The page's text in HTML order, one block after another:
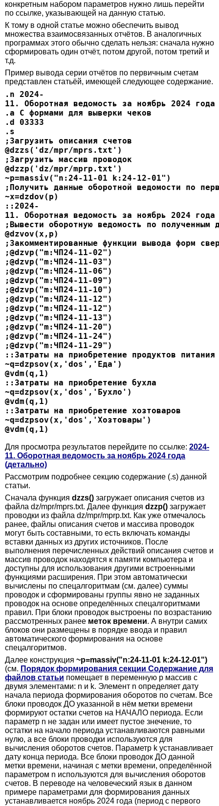
конкретным набором параметров нужно лишь перейти
по ссылке, указывающей на данную статью.
К тому в одной статье можно обеспечить вывод
множества взаимосвязанных отчётов. В аналогичных
программах этого обычно сделать нельзя: сначала нужно
сформировать один отчёт, потом другой, потом третий и
т.д.
Пример вывода серии отчётов по первичным счетам
представлен статьёй, имеющей следующее содержание.
.n 2024-
11. Оборотная ведомость за ноябрь 2024
.a С формами для выверки чеков
.d 03333
.s
;Загрузить описания счетов
@dzzs('dz/mpr/mprs.txt')
;Загрузить массив проводок
@dzzp('dz/mpr/mprp.txt')
~p=massiv("n:24-11-01 k:24-12-01")
;Получить данные оборотной ведомости по
~x=dzdov(p)
::2024-
11. Оборотная ведомость за ноябрь 2024
;Вывести оборотную ведомость по полученным
@dzvov(x,p)
;Закомментированные функции вывода форм
;@dzvp("m:ЧП24-11-02")
;@dzvp("m:ЧП24-11-03")
;@dzvp("m:ЧП24-11-06")
;@dzvp("m:ЧП24-11-09")
;@dzvp("m:ЧП24-11-10")
;@dzvp("m:ЧЛ24-11-12")
;@dzvp("m:ЧП24-11-12")
;@dzvp("m:ЧП24-11-13")
;@dzvp("m:ЧП24-11-20")
;@dzvp("m:ЧП24-11-24")
;@dzvp("m:ЧП24-11-29")
::Затраты на приобретение продуктов питания
~q=dzpsov(x,'dos','Еда')
@vdm(q,1)
::Затраты на приобретение бухла
~q=dzpsov(x,'dos','Бухло')
@vdm(q,1)
::Затраты на приобретение хозтоваров
~q=dzpsov(x,'dos','Хозтовары')
@vdm(q,1)
Для просмотра результатов перейдите по ссылке: 2024-
11. Оборотная ведомость за ноябрь 2024 года
(детально)
Рассмотрим подробнее секцию содержание (.s) данной
статьи.
Сначала функция dzzs() загружает описания счетов из
файла dz/mpr/mprs.txt. Далее функция dzzp() загружает
проводки из файла dz/mpr/mprp.txt. Как уже отмечалось
ранее, файлы описания счетов и массива проводок
могут быть составными, то есть включать команды
вставки данных из других источников. После
выполнения перечисленных действий описания счетов и
массив проводок находятся к памяти компьютера и
доступны для использования другими встроенными
функциями расширения. При этом автоматически
вычислены по спецалгоритмам (см. далее) суммы
проводок и сформированы группы явно не заданных
проводок на основе определённых спецалгоритмами
правил. При блоки проводок выстроены по возрастанию
рассмотренных ранее меток времени. А внутри самих
блоков они размещены в порядке ввода и правил
автоматического формирования на основе
спецалгоритмов.
Далее конструкция ~p=massiv("n:24-11-01 k:24-12-01")
(см. Порядок формирования секции Содержание для
файлов статьи помещает в переменную p массив с
двумя элементами: n и k. Элемент n определяет дату
начала периода формирования оборотов по счетам. Все
блоки проводок ДО указанной в нём метки времени
формируют остатки счетов на НАЧАЛО периода. Если
параметр n не задан или имеет пустое знечение, то
остатки на начало периода устанавливаются равными
нулю, а все блоки проводки используются для
вычисления оборотов счетов. Параметр k устанавливает
дату конца периода. Все блоки проводок ДО данной
метки времени, начиная с метки времени, определённой
параметром n используются для вычисления оборотов
счетов. В переводе на человеческий язык в данном
примере параметрами для формирования данных
устанавливается ноябрь 2024 года (период с первого